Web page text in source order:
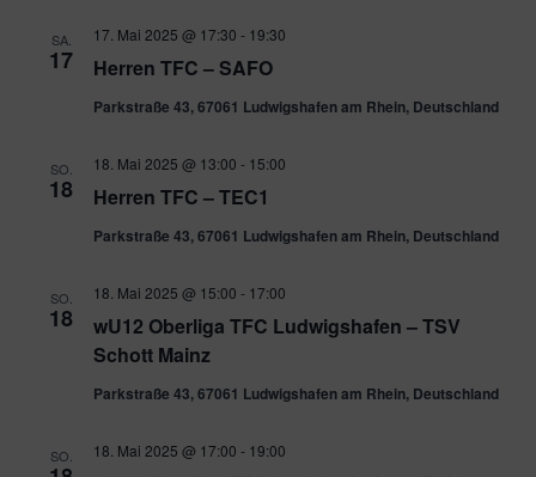
SA.
17 Herren TFC – SAFO
17. Mai 2025 @ 17:30 - 19:30
Parkstraße 43, 67061 Ludwigshafen am Rhein, Deutschland
SO.
18 Herren TFC – TEC1
18. Mai 2025 @ 13:00 - 15:00
Parkstraße 43, 67061 Ludwigshafen am Rhein, Deutschland
SO.
18
wU12 Oberliga TFC Ludwigshafen – TSV
Schott Mainz
18. Mai 2025 @ 15:00 - 17:00
Parkstraße 43, 67061 Ludwigshafen am Rhein, Deutschland
SO. 18. Mai 2025 @ 17:00 - 19:00